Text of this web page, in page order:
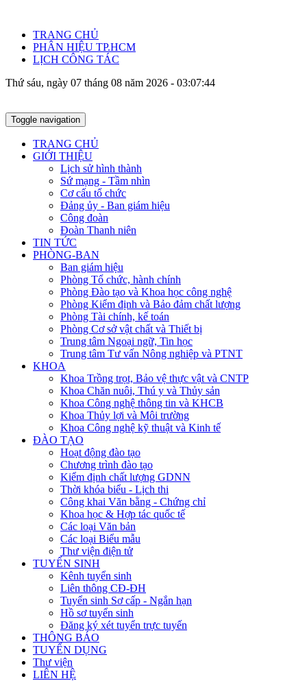
TRANG CHỦ
PHÂN HIỆU TP.HCM
LỊCH CÔNG TÁC
Thứ sáu, ngày 07 tháng 08 năm 2026 - 03:07:44
Toggle navigation
TRANG CHỦ
GIỚI THIỆU
Lịch sử hình thành
Sứ mạng - Tầm nhìn
Cơ cấu tổ chức
Đảng ủy - Ban giám hiệu
Công đoàn
Đoàn Thanh niên
TIN TỨC
PHÒNG-BAN
Ban giám hiệu
Phòng Tổ chức, hành chính
Phòng Đào tạo và Khoa học công nghệ
Phòng Kiểm định và Bảo đảm chất lượng
Phòng Tài chính, kế toán
Phòng Cơ sở vật chất và Thiết bị
Trung tâm Ngoại ngữ, Tin học
Trung tâm Tư vấn Nông nghiệp và PTNT
KHOA
Khoa Trồng trọt, Bảo vệ thực vật và CNTP
Khoa Chăn nuôi, Thú y và Thủy sản
Khoa Công nghệ thông tin và KHCB
Khoa Thủy lợi và Môi trường
Khoa Công nghệ kỹ thuật và Kinh tế
ĐÀO TẠO
Hoạt động đào tạo
Chương trình đào tạo
Kiểm định chất lượng GDNN
Thời khóa biểu - Lịch thi
Công khai Văn bằng - Chứng chỉ
Khoa học & Hợp tác quốc tế
Các loại Văn bản
Các loại Biểu mẫu
Thư viện điện tử
TUYỂN SINH
Kênh tuyển sinh
Liên thông CĐ-ĐH
Tuyển sinh Sơ cấp - Ngắn hạn
Hồ sơ tuyển sinh
Đăng ký xét tuyển trực tuyến
THÔNG BÁO
TUYỂN DỤNG
Thư viện
LIÊN HỆ